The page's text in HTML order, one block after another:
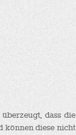
dass die
können diese nicht